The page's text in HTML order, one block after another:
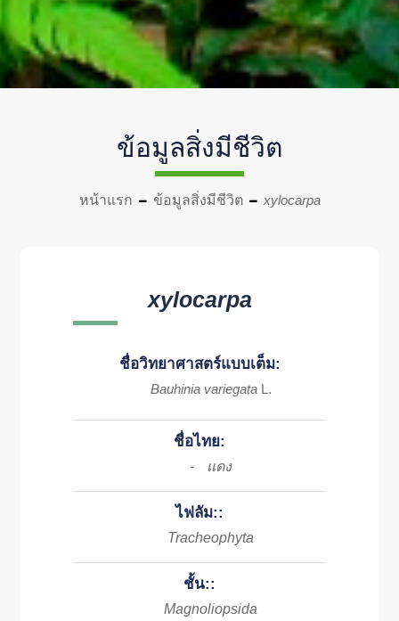
ข้อมูลสิ่งมีชีวิต
หน้าแรก ข้อมูลสิ่งมีชีวิต xylocarpa
xylocarpa
ชื่อวิทยาศาสตร์แบบเต็ม:
Bauhinia variegata L.
ชื่อไทย:
- เเดง
ไฟลัม::
Tracheophyta
ชั้น::
Magnoliopsida